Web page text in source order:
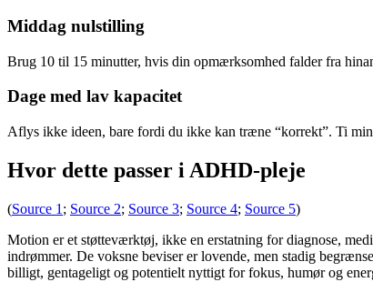
Middag nulstilling
Brug 10 til 15 minutter, hvis din opmærksomhed falder fra
Dage med lav kapacitet
Aflys ikke ideen, bare fordi du ikke kan træne “korrekt”. Ti
Hvor dette passer i ADHD-pleje
(Source 1 ; Source 2; Source 3; Source 4; Source 5)
Motion er et støtteværktøj, ikke en erstatning for diagnose,
indrømmer. De voksne beviser er lovende, men stadig
billigt, gentageligt og potentielt nyttigt for fokus, humør og